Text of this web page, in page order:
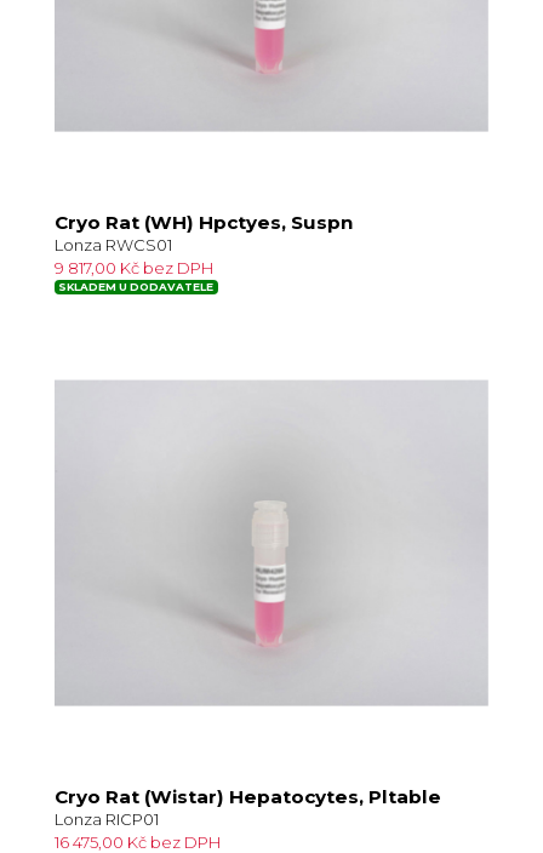
Cryo Rat (WH) Hpctyes, Suspn
Lonza RWCS01
9 817,00 Kč bez DPH
SKLADEM U DODAVATELE
Cryo Rat (Wistar) Hepatocytes, Pltable
Lonza RICP01
16 475,00 Kč bez DPH